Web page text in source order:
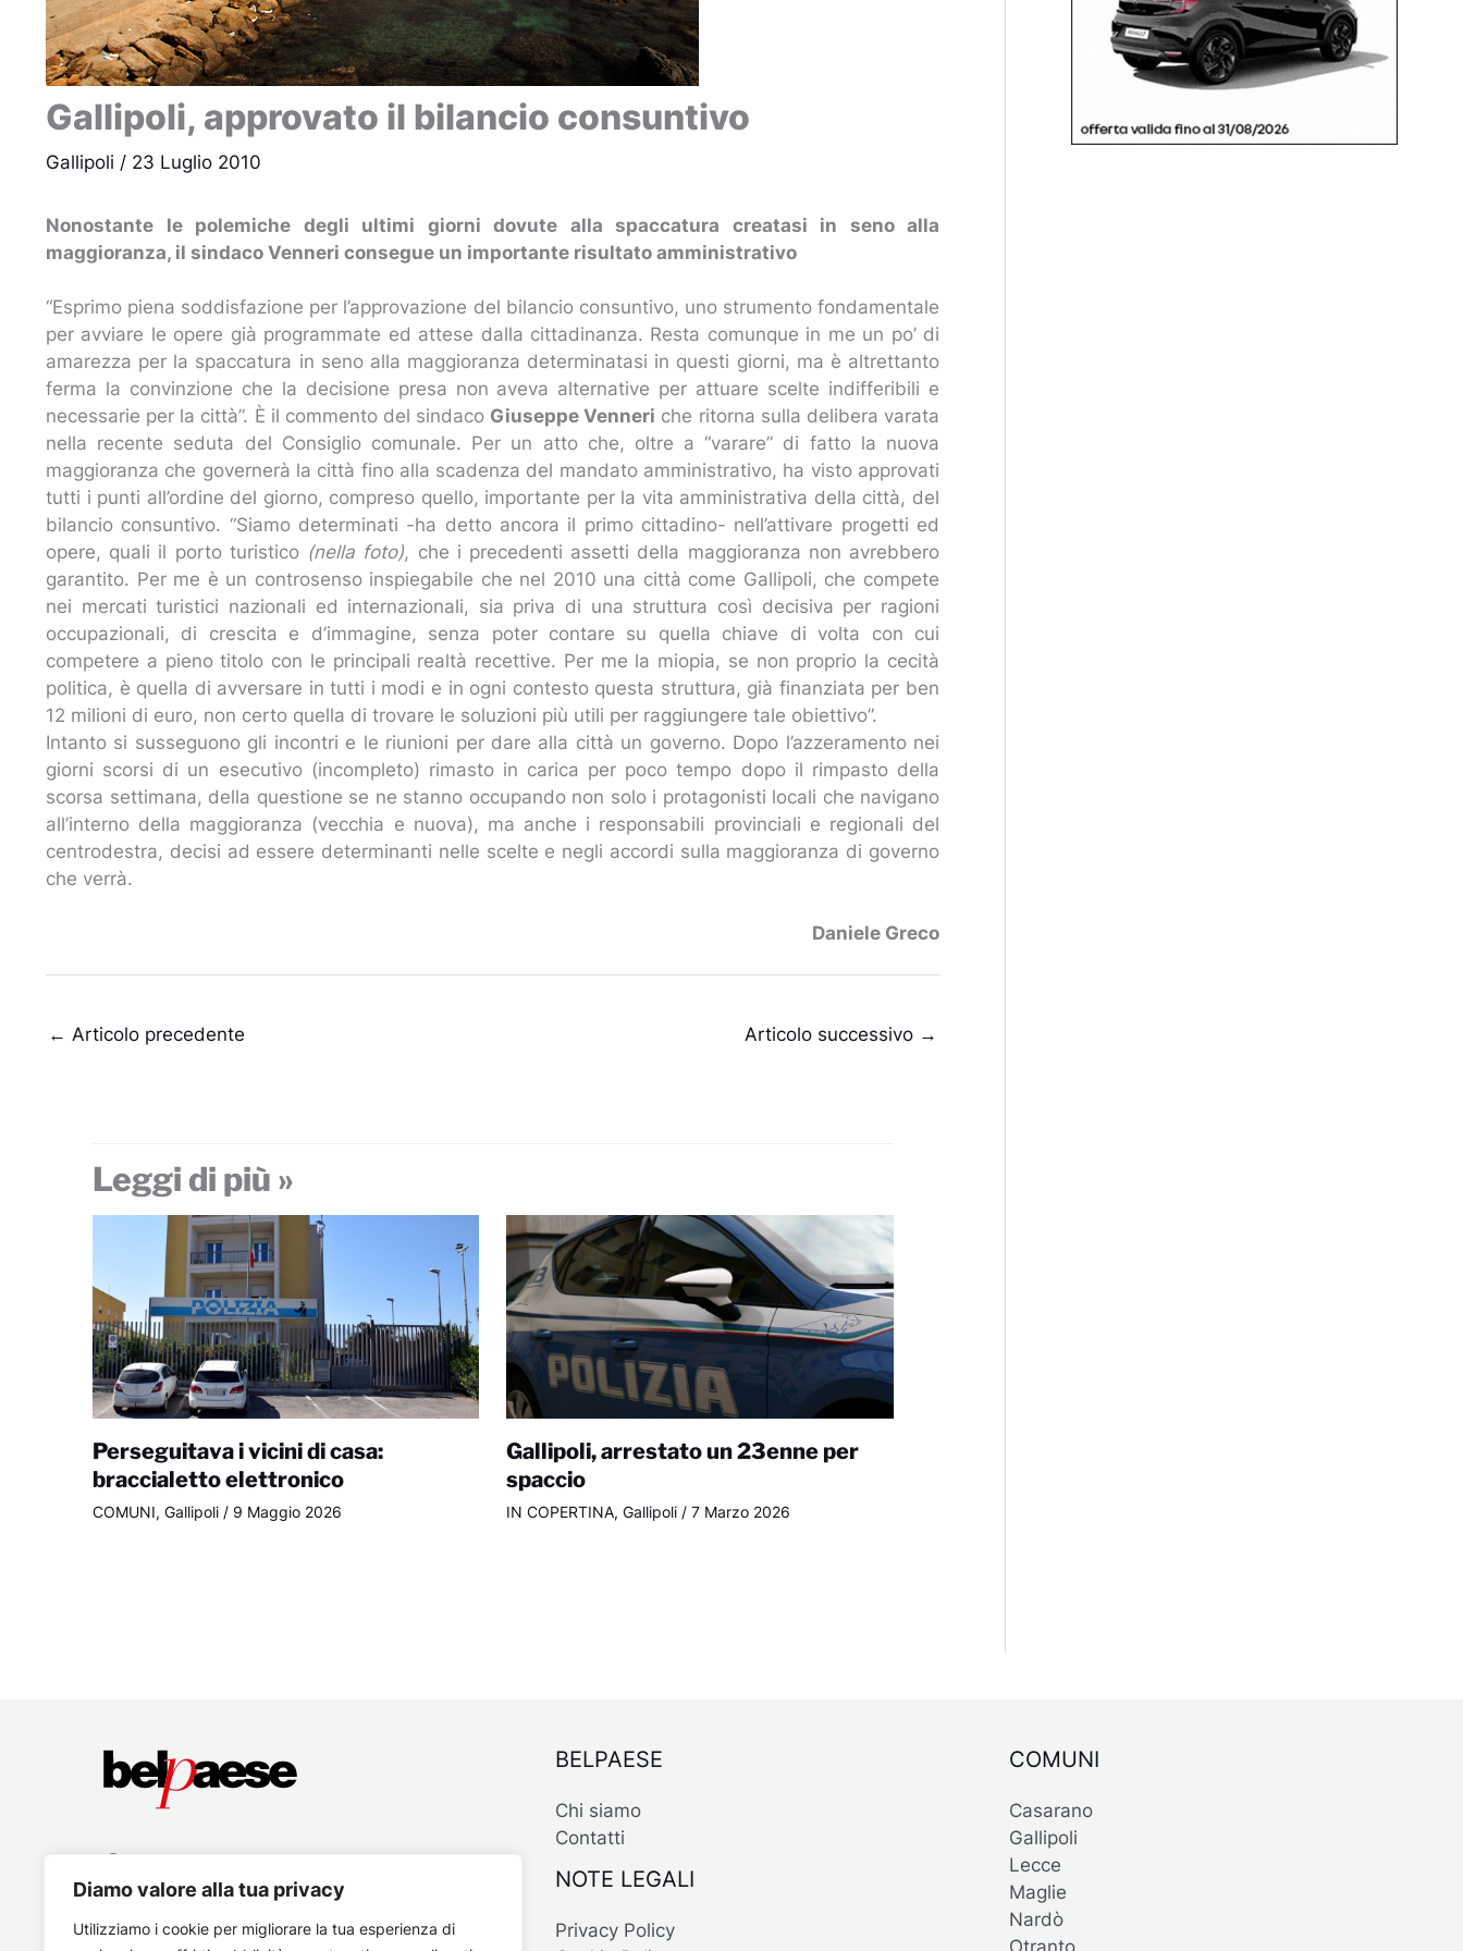
Diamo valore alla tua privacy
Utilizziamo i cookie per migliorare la tua esperienza di
Gallipoli, approvato il bilancio consuntivo
Gallipoli / 23 Luglio 2010
Nonostante le polemiche degli ultimi giorni dovute alla spaccatura creatasi in seno alla
maggioranza, il sindaco Venneri consegue un importante risultato amministrativo
“Esprimo piena soddisfazione per l’approvazione del bilancio consuntivo, uno strumento fondamentale
per avviare le opere già programmate ed attese dalla cittadinanza. Resta comunque in me un po’ di
amarezza per la spaccatura in seno alla maggioranza determinatasi in questi giorni, ma è altrettanto
ferma la convinzione che la decisione presa non aveva alternative per attuare scelte indifferibili e
necessarie per la città”. È il commento del sindaco Giuseppe Venneri che ritorna sulla delibera varata
nella recente seduta del Consiglio comunale. Per un atto che, oltre a “varare” di fatto la nuova
maggioranza che governerà la città fino alla scadenza del mandato amministrativo, ha visto approvati
tutti i punti all’ordine del giorno, compreso quello, importante per la vita amministrativa della città, del
bilancio consuntivo. “Siamo determinati -ha detto ancora il primo cittadino- nell’attivare progetti ed
opere, quali il porto turistico (nella foto), che i precedenti assetti della maggioranza non avrebbero
garantito. Per me è un controsenso inspiegabile che nel 2010 una città come Gallipoli, che compete
nei mercati turistici nazionali ed internazionali, sia priva di una struttura così decisiva per ragioni
occupazionali, di crescita e d’immagine, senza poter contare su quella chiave di volta con cui
competere a pieno titolo con le principali realtà recettive. Per me la miopia, se non proprio la cecità
politica, è quella di avversare in tutti i modi e in ogni contesto questa struttura, già finanziata per ben
12 milioni di euro, non certo quella di trovare le soluzioni più utili per raggiungere tale obiettivo”.
Intanto si susseguono gli incontri e le riunioni per dare alla città un governo. Dopo l’azzeramento nei
giorni scorsi di un esecutivo (incompleto) rimasto in carica per poco tempo dopo il rimpasto della
scorsa settimana, della questione se ne stanno occupando non solo i protagonisti locali che navigano
all’interno della maggioranza (vecchia e nuova), ma anche i responsabili provinciali e regionali del
centrodestra, decisi ad essere determinanti nelle scelte e negli accordi sulla maggioranza di governo
che verrà.
Daniele Greco
← Articolo precedente Articolo successivo →
Leggi di più »
Perseguitava i vicini di casa:
braccialetto elettronico
COMUNI, Gallipoli/ 9 Maggio 2026
Gallipoli, arrestato un 23enne per
spaccio
IN COPERTINA, Gallipoli / 7 Marzo 2026
BELPAESE
Chi siamo
Contatti
NOTE LEGALI
Privacy Policy
COMUNI
Casarano
Gallipoli
Lecce
Maglie
Nardò
Otranto